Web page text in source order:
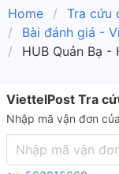
Home
Tra cứu
Bài đánh giá -
HUB Quản Bạ
ViettelPost Tra
Nhập mã vận đơn